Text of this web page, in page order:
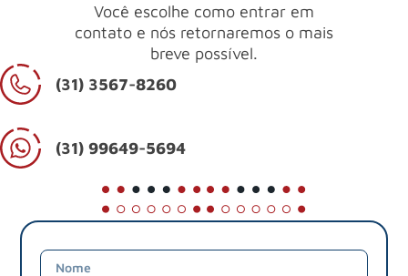
Você escolhe como entrar em
contato e nós retornaremos o mais
breve possível.
(31) 3567-8260
(31) 99649-5694